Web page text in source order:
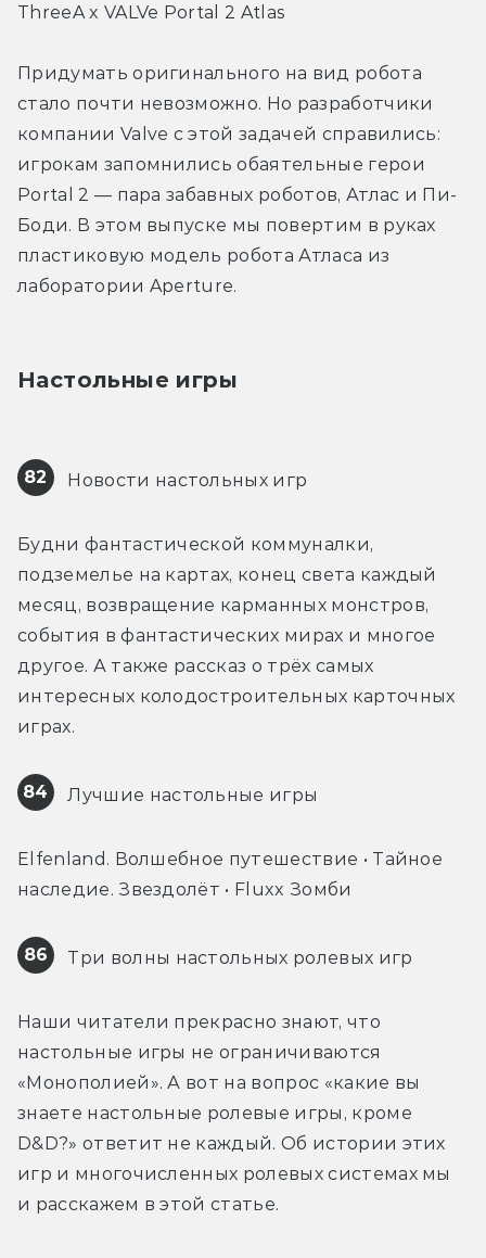
ThreeA x VALVe Portal 2 Atlas
Придумать оригинального на вид робота
стало почти невозможно. Но разработчики
компании Valve с этой задачей справились:
игрокам запомнились обаятельные герои
Portal 2 — пара забавных роботов, Атлас и Пи-
Боди. В этом выпуске мы повертим в руках
пластиковую модель робота Атласа из
лаборатории Aperture.
Настольные игры
82 Новости настольных игр
Будни фантастической коммуналки,
подземелье на картах, конец света каждый
месяц, возвращение карманных монстров,
события в фантастических мирах и многое
другое. А также рассказ о трёх самых
интересных колодостроительных карточных
играх.
84 Лучшие настольные игры
Elfenland. Волшебное путешествие • Тайное
наследие. Звездолёт • Fluxx Зомби
86 Три волны настольных ролевых игр
Наши читатели прекрасно знают, что
настольные игры не ограничиваются
«Монополией». А вот на вопрос «какие вы
знаете настольные ролевые игры, кроме
D&D?» ответит не каждый. Об истории этих
игр и многочисленных ролевых системах мы
и расскажем в этой статье.